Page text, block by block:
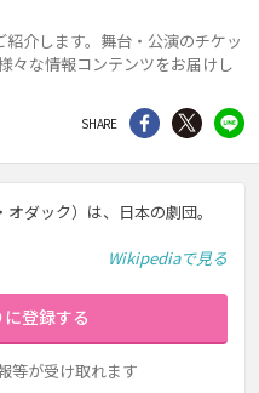
介します。舞台・公演のチケッ
々な情報コンテンツをお届けし
SHARE シェア Twitter
ダック）は、日本の劇団。
Wikipediaで見る
登録する
等が受け取れます